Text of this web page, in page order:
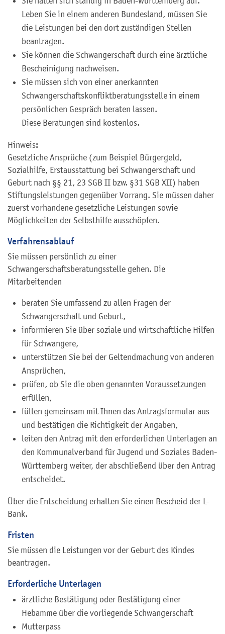
Leben Sie in einem anderen Bundesland, müssen Sie
die Leistungen bei den dort zuständigen Stellen
beantragen.
Sie können die Schwangerschaft durch eine ärztliche
Bescheinigung nachweisen.
Sie müssen sich von einer anerkannten
Schwangerschaftskonfliktberatungsstelle in einem
persönlichen Gespräch beraten lassen.
Diese Beratungen sind kostenlos.
Hinweis:
Gesetzliche Ansprüche (zum Beispiel Bürgergeld,
Sozialhilfe, Erstausstattung bei Schwangerschaft und
Geburt nach §§ 21, 23 SGB II bzw. §31 SGB XII) haben
Stiftungsleistungen gegenüber Vorrang. Sie müssen daher
zuerst vorhandene gesetzliche Leistungen sowie
Möglichkeiten der Selbsthilfe ausschöpfen.
Verfahrensablauf
Sie müssen persönlich zu einer
Schwangerschaftsberatungsstelle gehen. Die
Mitarbeitenden
beraten Sie umfassend zu allen Fragen der
Schwangerschaft und Geburt,
informieren Sie über soziale und wirtschaftliche Hilfen
für Schwangere,
unterstützen Sie bei der Geltendmachung von anderen
Ansprüchen,
prüfen, ob Sie die oben genannten Voraussetzungen
erfüllen,
füllen gemeinsam mit Ihnen das Antragsformular aus
und bestätigen die Richtigkeit der Angaben,
leiten den Antrag mit den erforderlichen Unterlagen an
den Kommunalverband für Jugend und Soziales Baden-
Württemberg weiter, der abschließend über den Antrag
entscheidet.
Über die Entscheidung erhalten Sie einen Bescheid der L-
Bank.
Fristen
Sie müssen die Leistungen vor der Geburt des Kindes
beantragen.
Erforderliche Unterlagen
ärztliche Bestätigung oder Bestätigung einer
Hebamme über die vorliegende Schwangerschaft
Mutterpass